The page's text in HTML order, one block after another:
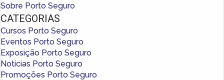
Sobre Porto Seguro
CATEGORIAS
Cursos Porto Seguro
Eventos Porto Seguro
Exposição Porto Seguro
Notícias Porto Seguro
Promoções Porto Seguro